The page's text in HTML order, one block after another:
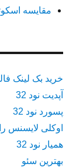
مقایسه
خرید بک لینک
آپدیت نود 32
پسورد نود 32
اوکلی لایسنس
همیار نود 32
بهترین سئو